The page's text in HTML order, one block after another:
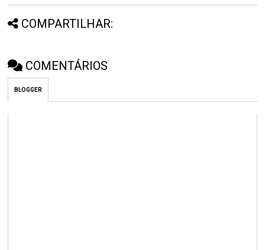
COMPARTILHAR:
COMENTÁRIOS
BLOGGER